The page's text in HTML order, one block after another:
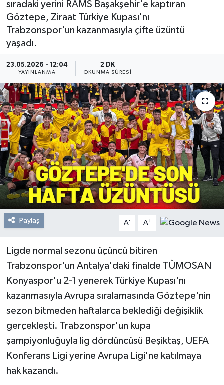
sıradaki yerini RAMS Başakşehir'e kaptıran
Göztepe, Ziraat Türkiye Kupası'nı
Trabzonspor'un kazanmasıyla çifte üzüntü
yaşadı.
23.05.2026 - 12:04
YAYINLANMA
2 DK
OKUNMA SÜRESI
Paylaş A- A+
Ligde normal sezonu üçüncü bitiren
Trabzonspor'un Antalya'daki finalde TÜMOSAN
Konyaspor'u 2-1 yenerek Türkiye Kupası'nı
kazanmasıyla Avrupa sıralamasında Göztepe'nin
sezon bitmeden haftalarca beklediği değişiklik
gerçekleşti. Trabzonspor'un kupa
şampiyonluğuyla lig dördüncüsü Beşiktaş, UEFA
Konferans Ligi yerine Avrupa Ligi'ne katılmaya
hak kazandı.
Magazin
Resmi Reklam
Röportajlar